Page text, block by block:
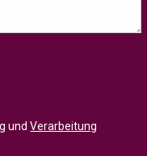
undVerarbeitung